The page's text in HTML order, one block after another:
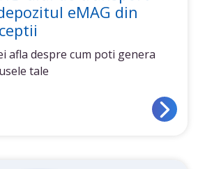
eMAG din
afla despre cum poti genera
tale